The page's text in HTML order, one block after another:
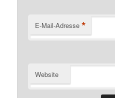
E-Mail-Adresse *
Website